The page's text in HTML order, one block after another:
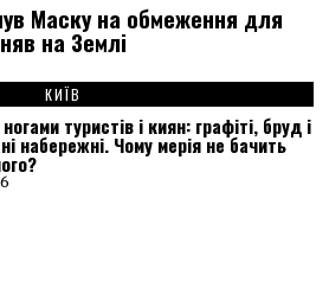
Маску на обмеження для
на Землі
КИЇВ
туристів і киян: графіті, бруд і
набережні. Чому мерія не бачить